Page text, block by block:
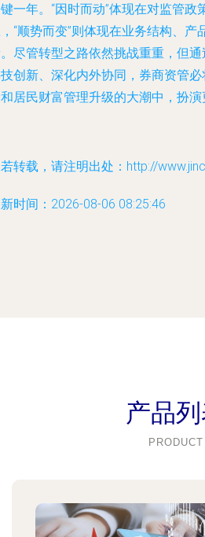
一年。“因时而动”体现在对监管政
“顺势而变”则体现在业务结构、
尽管转型之路依然挑战重重，但
创新、深化内外协同，券商资管
居民财富管理升级的大潮中，扮演
转载，请注明出处：http://
时间：2026-08-06 08:25:46
产品
PRODUCT